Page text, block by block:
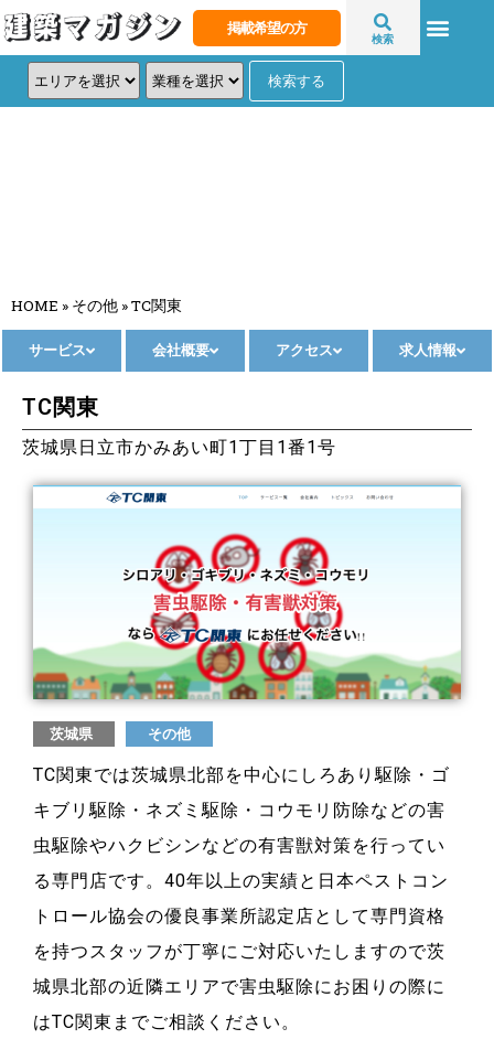
掲載希望の方
検索
HOME » その他 »TC関東
サービス 会社概要 アクセス 求人情報
TC関東
茨城県日立市かみあい町1丁目1番1号
茨城県 その他
TC関東では茨城県北部を中心にしろあり駆除・ゴ
キブリ駆除・ネズミ駆除・コウモリ防除などの害
虫駆除やハクビシンなどの有害獣対策を行ってい
る専門店です。40年以上の実績と日本ペストコン
トロール協会の優良事業所認定店として専門資格
を持つスタッフが丁寧にご対応いたしますので茨
城県北部の近隣エリアで害虫駆除にお困りの際に
はTC関東までご相談ください。